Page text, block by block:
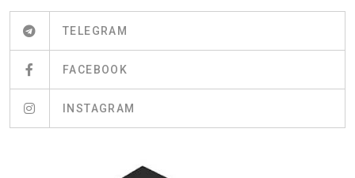
TELEGRAM
FACEBOOK
INSTAGRAM